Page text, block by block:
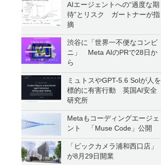
AIエージェントへの“過度な期
待”とリスク ガートナーが指
摘
渋谷に「世界一不便なコンビ
ニ」 Meta AIのPRで28日か
ら
ミュトスやGPT-5.6 Solが人を
標的に有害行動 英国AI安全
研究所
Metaもコーディングエージェ
ント 「Muse Code」公開
「ビックカメラ浦和西口店」
が8月29日開業